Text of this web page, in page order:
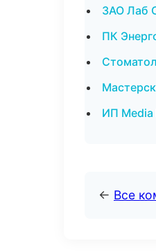
ЗАО Лаб
ПК
ИП Media
← Все